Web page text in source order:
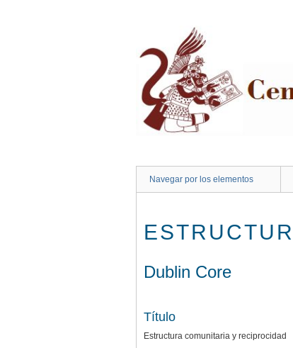
Navegar por los elementos
Dublin Core
Título
Estructura comunitaria y reciprocidad